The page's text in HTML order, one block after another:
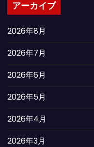
アーカイブ
2026年8月
2026年7月
2026年6月
2026年5月
2026年4月
2026年3月